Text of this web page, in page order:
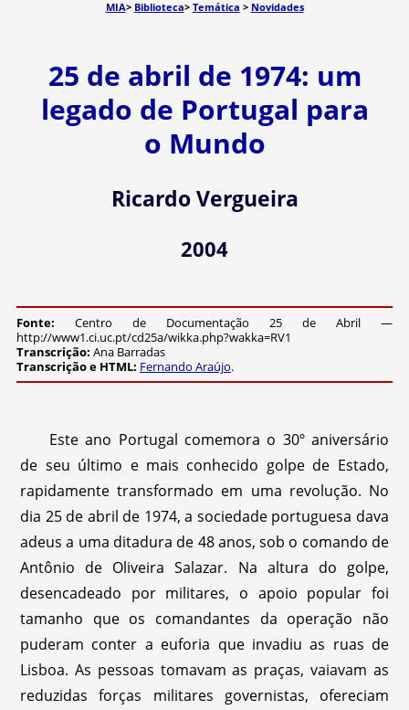
MIA> Biblioteca> Temática > Novidades
25 de abril de 1974: um
legado de Portugal para
o Mundo
Ricardo Vergueira
2004
Fonte: Centro de Documentação 25 de Abril —
http://www1.ci.uc.pt/cd25a/wikka.php?wakka=RV1
Transcrição: Ana Barradas
Transcrição e HTML: Fernando Araújo.
Este ano Portugal comemora o 30º aniversário
de seu último e mais conhecido golpe de Estado,
rapidamente transformado em uma revolução. No
dia 25 de abril de 1974, a sociedade portuguesa dava
adeus a uma ditadura de 48 anos, sob o comando de
Antônio de Oliveira Salazar. Na altura do golpe,
desencadeado por militares, o apoio popular foi
tamanho que os comandantes da operação não
puderam conter a euforia que invadiu as ruas de
Lisboa. As pessoas tomavam as praças, vaiavam as
reduzidas forças militares governistas, ofereciam